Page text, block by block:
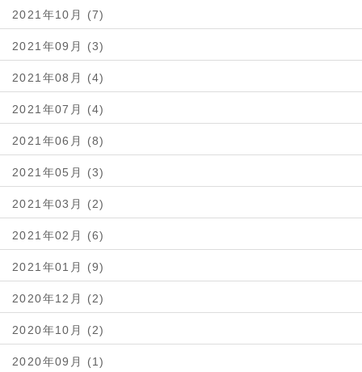
2021年10月 (7)
2021年09月 (3)
2021年08月 (4)
2021年07月 (4)
2021年06月 (8)
2021年05月 (3)
2021年03月 (2)
2021年02月 (6)
2021年01月 (9)
2020年12月 (2)
2020年10月 (2)
2020年09月 (1)